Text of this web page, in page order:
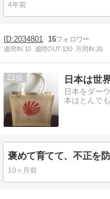
4年前
2034801 16
週間IN:10 週間OUT:130 月間IN:20
21 日本は世
日本をダー
本はとんで
10ヶ月前